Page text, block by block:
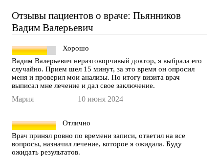
Отзывы пациентов о враче: Пьянников
Вадим Валерьевич
Хорошо
Вадим Валерьевич неразговорчивый доктор, я выбрала его
случайно. Прием шел 15 минут, за это время он опросил
меня и проверил мои анализы. По итогу визита врач
выписал мне лечение и дал свое заключение.
Мария 10 июня 2024
Отлично
Врач принял ровно по времени записи, ответил на все
вопросы, назначил лечение, которое я ожидала. Буду
ожидать результатов.